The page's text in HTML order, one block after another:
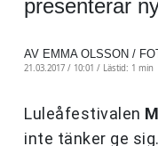
presenterar
AV EMMA OLSSON /
21.03.2017 / 10:01 / Lästid: 1 min
Luleåfestivalen
inte tänker ge